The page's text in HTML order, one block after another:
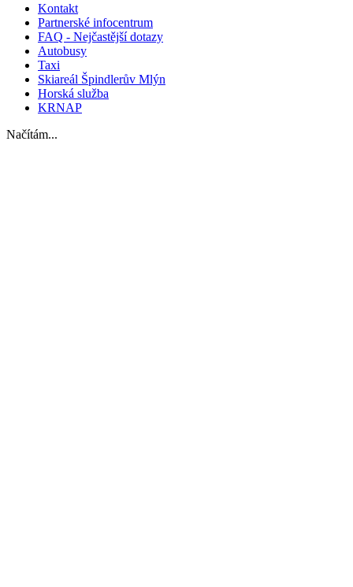
Kontakt
Partnerské infocentrum
FAQ - Nejčastější dotazy
Autobusy
Taxi
Skiareál Špindlerův Mlýn
Horská služba
KRNAP
Načítám...